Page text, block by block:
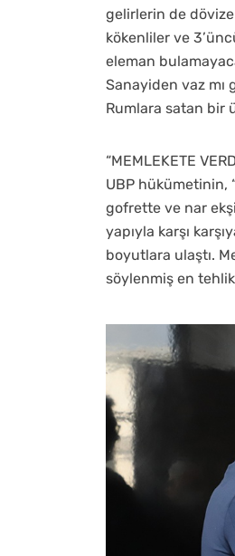
gelirlerin de dövize
kökenliler ve
eleman
Sanayiden vaz mı
Rumlara satan bir
“MEMLEKETE
UBP hükümetinin,
gofrette ve nar
yapıyla karşı
boyutlara ulaştı.
söylenmiş en